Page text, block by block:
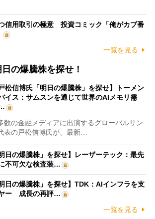
信用取引の極意 投資コミック「俺がカブ番
一覧を見る
の爆騰株を探せ！
戸松信博氏「明日の爆騰株」を探せ】トーメン
イス：サムスンを通じて世界のAIメモリ需
の金融メディアに出演するグローバルリン
表の戸松信博氏が、最新…
日の爆騰株」を探せ】レーザーテック：最先
不可欠な検査装…
日の爆騰株」を探せ】TDK：AIインフラを支
ー 成長の再評…
一覧を見る